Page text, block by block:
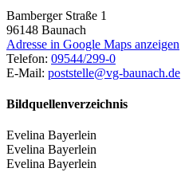
Bamberger Straße 1
96148 Baunach
Adresse in Google Maps anzeigen
Telefon: 09544/299-0
E-Mail: poststelle@vg-baunach.de
Bildquellenverzeichnis
Evelina Bayerlein
Evelina Bayerlein
Evelina Bayerlein